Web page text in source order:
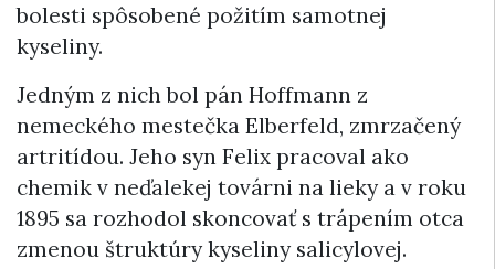
bolesti spôsobené požitím samotnej
kyseliny.
Jedným z nich bol pán Hoffmann z
nemeckého mestečka Elberfeld, zmrzačený
artritídou. Jeho syn Felix pracoval ako
chemik v neďalekej továrni na lieky a v roku
1895 sa rozhodol skoncovať s trápením otca
zmenou štruktúry kyseliny salicylovej.